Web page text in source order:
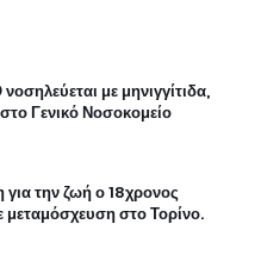
με μηνιγγίτιδα,
Γενικό Νοσοκομείο
για την ζωή ο 18χρονος
στο Τορίνο.